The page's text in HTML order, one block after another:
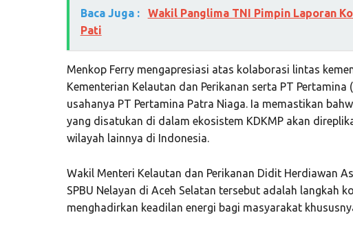
Baca Juga :
Wakil Panglima TNI Pimpin Laporan
Pati
Menkop Ferry mengapresiasi atas kolaborasi lintas
Kementerian Kelautan dan Perikanan serta PT Pertamina
usahanya PT Pertamina Patra Niaga. Ia memastikan
yang disatukan di dalam ekosistem KDKMP akan
wilayah lainnya di Indonesia.
Wakil Menteri Kelautan dan Perikanan Didit Herdiawan
SPBU Nelayan di Aceh Selatan tersebut adalah langkah
menghadirkan keadilan energi bagi masyarakat